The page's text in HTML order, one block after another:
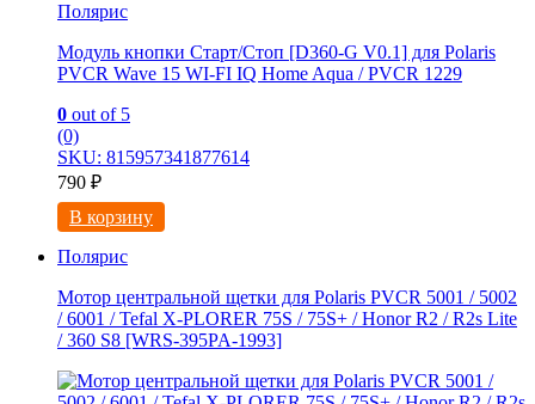
Полярис
Модуль кнопки Старт/Стоп [D360-G V0.1] для Polaris
PVCR Wave 15 WI-FI IQ Home Aqua / PVCR 1229
0 out of 5
(0)
SKU: 815957341877614
790 ₽
В корзину
Полярис
Мотор центральной щетки для Polaris PVCR 5001 / 5002
/ 6001 / Tefal X-PLORER 75S / 75S+ / Honor R2 / R2s Litе
/ 360 S8 [WRS-395PA-1993]